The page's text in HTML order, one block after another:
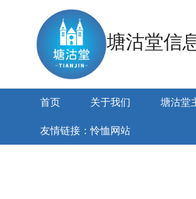
塘沽堂信
首页 关于我们 塘沽堂
友情链接：怜恤网站